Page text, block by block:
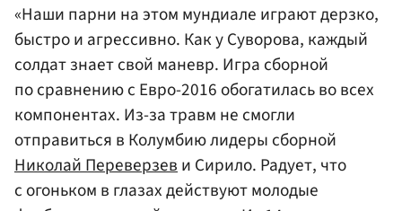
«Наши парни на этом мундиале играют дерзко,
быстро и агрессивно. Как у Суворова, каждый
солдат знает свой маневр. Игра сборной
по сравнению с Евро-2016 обогатилась во всех
компонентах. Из-за травм не смогли
отправиться в Колумбию лидеры сборной
Николай Переверзев и Сирило. Радует, что
с огоньком в глазах действуют молодые